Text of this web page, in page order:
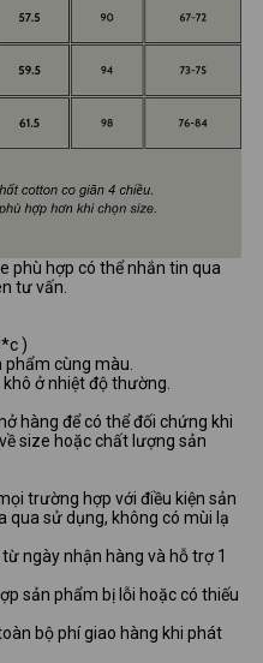
phù hợp có thể nhắn tin qua
tư vấn.
)
phẩm cùng màu.
ở nhiệt độ thường.
hàng để có thể đối chứng khi
size hoặc chất lượng sản
trường hợp với điều kiện sản
qua sử dụng, không có mùi lạ
ngày nhận hàng và hỗ trợ 1
sản phẩm bị lỗi hoặc có thiếu
bộ phí giao hàng khi phát